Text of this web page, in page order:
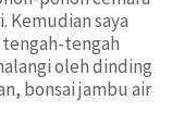
Kemudian saya
tengah
oleh dinding
bonsai jambu air